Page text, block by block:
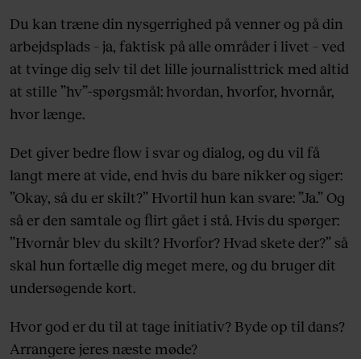
Du kan træne din nysgerrighed på venner og på din
arbejdsplads – ja, faktisk på alle områder i livet – ved
at tvinge dig selv til det lille journalisttrick med altid
at stille ”hv”-spørgsmål: hvordan, hvorfor, hvornår,
hvor længe.
Det giver bedre flow i svar og dialog, og du vil få
langt mere at vide, end hvis du bare nikker og siger:
”Okay, så du er skilt?” Hvortil hun kan svare: ”Ja.” Og
så er den samtale og flirt gået i stå. Hvis du spørger:
”Hvornår blev du skilt? Hvorfor? Hvad skete der?” så
skal hun fortælle dig meget mere, og du bruger dit
undersøgende kort.
Hvor god er du til at tage initiativ? Byde op til dans?
Arrangere jeres næste møde?